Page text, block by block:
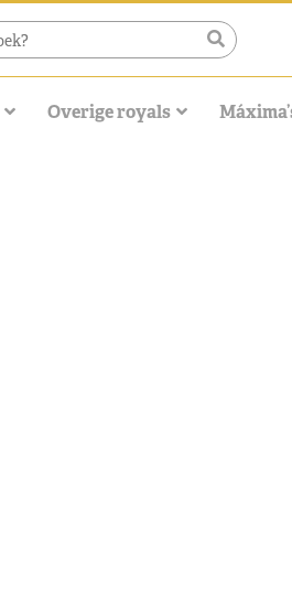
Overige royals